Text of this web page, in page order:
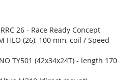
26 - Race Ready Concept
HLO (26), 100 mm, coil / Speed
TY501 (42x34x24T) - length 170